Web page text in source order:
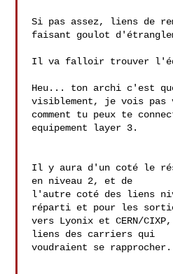
Si pas assez, liens de
faisant goulot
Il va falloir trouver
Heu... ton archi c'est
visiblement, je vois pas
comment tu peux te
equipement layer 3.
Il y aura d'un coté le
en niveau 2, et de
l'autre coté des liens
réparti et pour les
vers Lyonix et CERN/
liens des carriers qui
voudraient se rapprocher.